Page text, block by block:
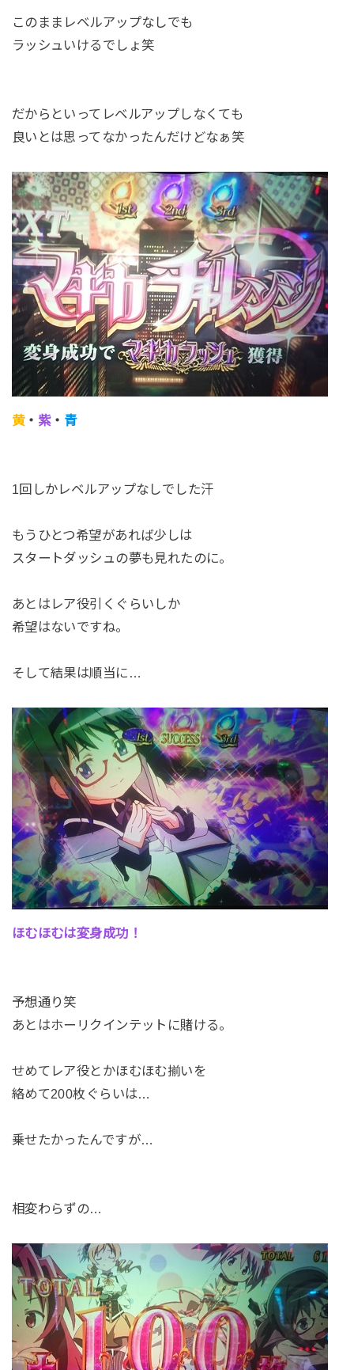
このままレベルアップなしでも
ラッシュいけるでしょ笑
だからといってレベルアップしなくても
良いとは思ってなかったんだけどなぁ笑
黄・ 紫・ 青
1回しかレベルアップなしでした汗
もうひとつ希望があれば少しは
スタートダッシュの夢も見れたのに。
あとはレア役引くぐらいしか
希望はないですね。
そして結果は順当に…
ほむほむは変身成功！
予想通り笑
あとはホーリクインテットに賭ける。
せめてレア役とかほむほむ揃いを
絡めて200枚ぐらいは…
乗せたかったんですが…
相変わらずの…